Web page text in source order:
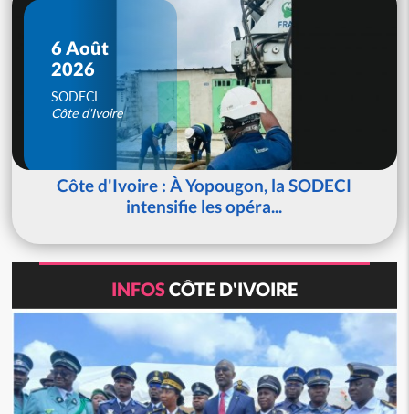
6 Août
2026
SODECI
Côte d'Ivoire
Côte d'Ivoire : À Yopougon, la SODECI
intensifie les opéra...
INFOSCÔTE D'IVOIRE